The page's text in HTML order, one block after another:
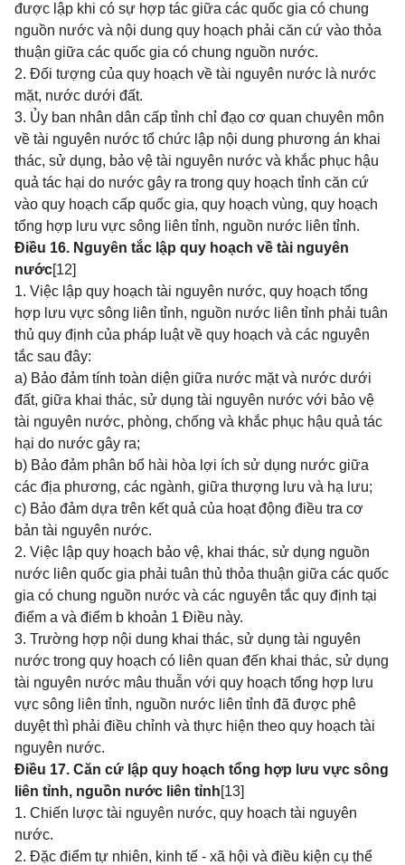
được lập khi có sự hợp tác giữa các quốc gia có chung
nguồn nước và nội dung quy hoạch phải căn cứ vào thỏa
thuận giữa các quốc gia có chung nguồn nước.
2. Đối tượng của quy hoạch về tài nguyên nước là nước
mặt, nước dưới đất.
3. Ủy ban nhân dân cấp tỉnh chỉ đạo cơ quan chuyên môn
về tài nguyên nước tổ chức lập nội dung phương án khai
thác, sử dụng, bảo vệ tài nguyên nước và khắc phục hậu
quả tác hại do nước gây ra trong quy hoạch tỉnh căn cứ
vào quy hoạch cấp quốc gia, quy hoạch vùng, quy hoạch
tổng hợp lưu vực sông liên tỉnh, nguồn nước liên tỉnh.
Điều 16. Nguyên tắc lập quy hoạch về tài nguyên
nước[12]
1. Việc lập quy hoạch tài nguyên nước, quy hoạch tổng
hợp lưu vực sông liên tỉnh, nguồn nước liên tỉnh phải tuân
thủ quy định của pháp luật về quy hoạch và các nguyên
tắc sau đây:
a) Bảo đảm tính toàn diện giữa nước mặt và nước dưới
đất, giữa khai thác, sử dụng tài nguyên nước với bảo vệ
tài nguyên nước, phòng, chống và khắc phục hậu quả tác
hại do nước gây ra;
b) Bảo đảm phân bổ hài hòa lợi ích sử dụng nước giữa
các địa phương, các ngành, giữa thượng lưu và hạ lưu;
c) Bảo đảm dựa trên kết quả của hoạt động điều tra cơ
bản tài nguyên nước.
2. Việc lập quy hoạch bảo vệ, khai thác, sử dụng nguồn
nước liên quốc gia phải tuân thủ thỏa thuận giữa các quốc
gia có chung nguồn nước và các nguyên tắc quy định tại
điểm a và điểm b khoản 1 Điều này.
3. Trường hợp nội dung khai thác, sử dụng tài nguyên
nước trong quy hoạch có liên quan đến khai thác, sử dụng
tài nguyên nước mâu thuẫn với quy hoạch tổng hợp lưu
vực sông liên tỉnh, nguồn nước liên tỉnh đã được phê
duyệt thì phải điều chỉnh và thực hiện theo quy hoạch tài
nguyên nước.
Điều 17. Căn cứ lập quy hoạch tổng hợp lưu vực sông
liên tỉnh, nguồn nước liên tỉnh[13]
1. Chiến lược tài nguyên nước, quy hoạch tài nguyên
nước.
2. Đặc điểm tự nhiên, kinh tế - xã hội và điều kiện cụ thể